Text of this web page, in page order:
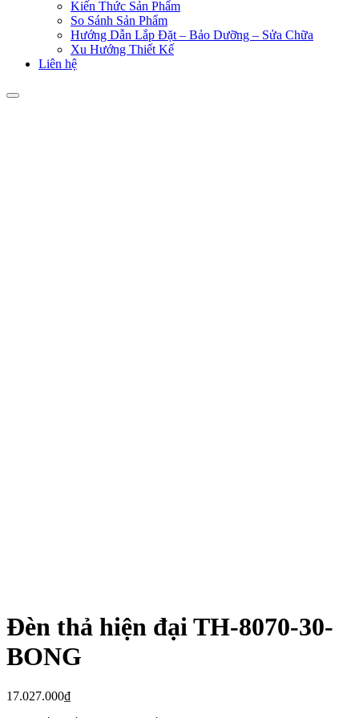
Kiến Thức Sản Phẩm
So Sánh Sản Phẩm
Hướng Dẫn Lắp Đặt – Bảo Dưỡng – Sửa Chữa
Xu Hướng Thiết Kế
Liên hệ
Đèn thả hiện đại TH-8070-30-
BONG
17.027.000₫